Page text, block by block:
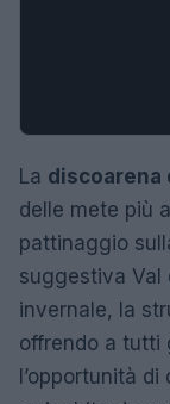
La discoarena
delle mete più
pattinaggio
suggestiva Val
invernale, la
offrendo a tutti
l’opportunità